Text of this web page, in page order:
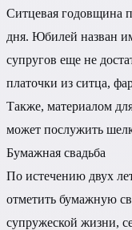
Ситцевая годовщина
дня. Юбилей назван
супругов еще не
платочки из ситца,
Также, материалом
может послужить
Бумажная свадьба
По истечению двух
отметить бумажную
супружеской жизни,